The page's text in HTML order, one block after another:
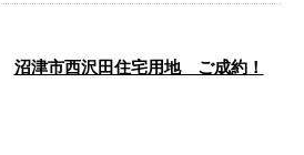
沼津市西沢田住宅用地 ご成約！